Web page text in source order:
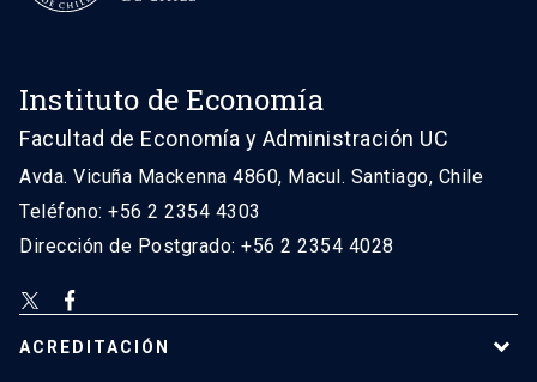
Instituto de Economía
Facultad de Economía y Administración UC
Avda. Vicuña Mackenna 4860, Macul. Santiago, Chile
Teléfono: +56 2 2354 4303
Dirección de Postgrado: +56 2 2354 4028
ACREDITACIÓN